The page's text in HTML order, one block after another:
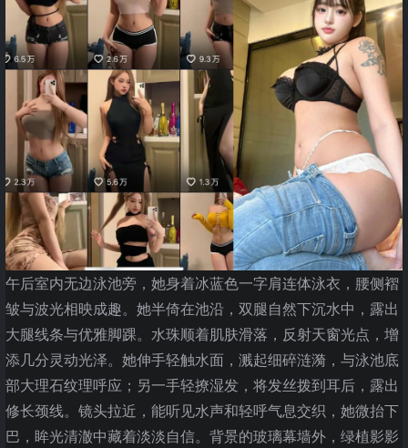
午后室内无边泳池旁，她身着冰蓝色一字肩连体泳衣，腰侧褶
皱与波光相映成趣。她半倚在池沿，双腿自然下沉水中，露出
大腿线条与优雅脚踝。水珠顺着肌肤滑落，反射天窗光点，增
添几分灵动光泽。她伸手轻触水面，溅起细碎涟漪，与泳池底
部大理石纹理呼应；另一手轻撩湿发，将发丝拨到耳后，露出
修长颈线。镜头拉近，能听见水声和轻呼气息交织，她微抬下
巴，眸光清澈中藏着淡淡自信。背景的玻璃幕墙外，绿植影影